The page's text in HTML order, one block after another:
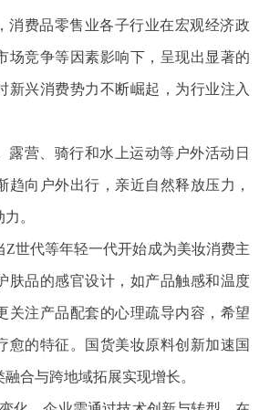
消费品零售业各子行业在宏观经济政
场竞争等因素影响下，呈现出显著的
新兴消费势力不断崛起，为行业注入
露营、骑行和水上运动等户外活动日
趋向户外出行，亲近自然释放压力，
。
Z世代等年轻一代开始成为美妆消费主
肤品的感官设计，如产品触感和温度
关注产品配套的心理疏导内容，希望
愈的特征。国货美妆原料创新加速国
合与跨地域拓展实现增长。